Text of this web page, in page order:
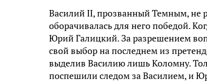
Василий II, прозванный Темным, не
оборачивалась для него победой.
Юрий Галицкий. За разрешением
свой выбор на последнем из
выделив Василию лишь Коломну.
поспешили следом за Василием, и